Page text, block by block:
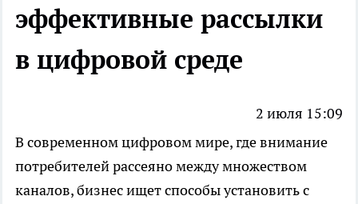
эффективные рассылки
в цифровой среде
2 июля 15:09
В современном цифровом мире, где внимание
потребителей рассеяно между множеством
каналов, бизнес ищет способы установить с